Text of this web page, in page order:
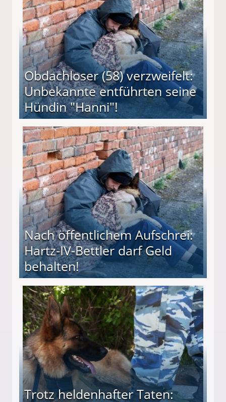
Obdachloser (58) verzweifelt:
Unbekannte entführten seine
Hündin "Hanni"!
entführten seine Hündin "Hanni"!
Nach öffentlichem Aufschrei:
Hartz-IV-Bettler darf Geld
behalten!
darf Geld behalten!
Trotz heldenhafter Taten: